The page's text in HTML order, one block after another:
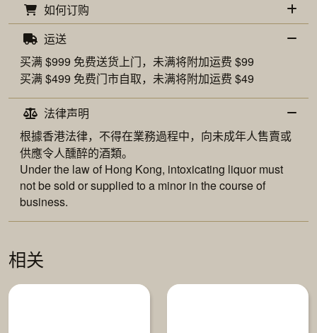
如何订购
运送
买满 $999 免费送货上门，未满将附加运费 $99
买满 $499 免费门市自取，未满将附加运费 $49
法律声明
根據香港法律，不得在業務過程中，向未成年人售賣或
供應令人醺醉的酒類。
Under the law of Hong Kong, intoxicating liquor must
not be sold or supplied to a minor in the course of
business.
相关